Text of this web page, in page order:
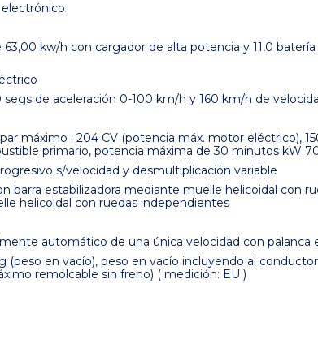
kw/h con cargador de alta potencia y 11,0
de aceleración 0-100 km/h y 160 km/h de
máximo ; 204 CV (potencia máx. motor eléctrico),
primario, potencia máxima de 30 minutos kW
s/velocidad y desmultiplicación variable
barra estabilizadora mediante muelle helicoidal con
helicoidal con ruedas independientes
automático de una única velocidad con palanca
(peso en vacío), peso en vacío incluyendo al
remolcable sin freno) ( medición: EU )